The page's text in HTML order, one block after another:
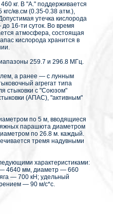
кг. В "А." поддерживается
кв.см (0.35-0.38 атм.),
утечка кислорода
16-ти суток. Во время
атмосфера, состоящая
кислорода хранится в
259.7 и 296.8 МГц.
а ранее — с лунным
агрегат типа
стыковки с "Союзом"
(АПАС), "активным"
по 5 м, вводящиеся
парашюта диаметром
по 26.8 м. каждый.
тремя надувными
характеристиками:
— 4640 мм, диаметр — 660
— 700 кН; удельный
— 90 м/с*с.